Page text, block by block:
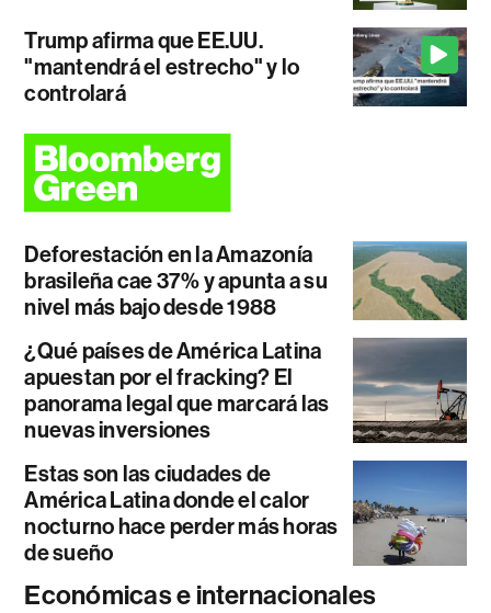
Trump afirma que EE.UU.
"mantendrá el estrecho" y lo
controlará
Deforestación en la Amazonía
brasileña cae 37% y apunta a su
nivel más bajo desde 1988
¿Qué países de América Latina
apuestan por el fracking? El
panorama legal que marcará las
nuevas inversiones
Estas son las ciudades de
América Latina donde el calor
nocturno hace perder más horas
de sueño
Económicas e internacionales